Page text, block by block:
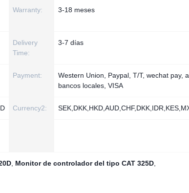
Warranty: 3-18 meses
Delivery
Time:
3-7 días
Payment:
Western Union, Paypal, T/T, wechat pay,
bancos locales, VISA
Currency2:
Monitor de controlador del tipo CAT 325D